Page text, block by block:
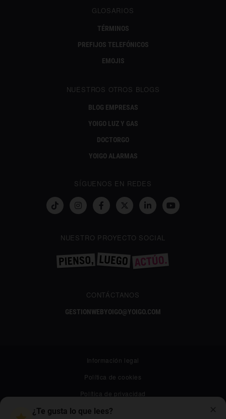
GLOSARIOS
TÉRMINOS
PREFIJOS TELEFÓNICOS
EMOJIS
NUESTROS OTROS BLOGS
BLOG EMPRESAS
YOIGO LUZ Y GAS
DOCTORGO
YOIGO ALARMAS
SÍGUENOS EN REDES
NUESTRO PROYECTO SOCIAL
CONTÁCTANOS
GESTIONWEBYOIGO@YOIGO.COM
Información legal
Política de cookies
Política de privacidad
Canal ético
¿Te gusta lo que lees?